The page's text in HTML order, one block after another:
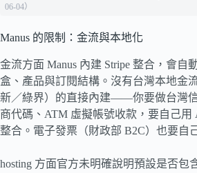
06-04）
Manus 的限制：金流與本地化
金流方面 Manus 內建 Stripe 整合，會自
盒、產品與訂閱結構。沒有台灣本地金
新／綠界）的直接內建——你要做台灣
商代碼、ATM 虛擬帳號收款，要自己用
整合。電子發票（財政部 B2C）也要自
hosting 方面官方未明確說明預設是否包